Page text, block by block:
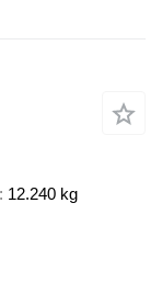
12.240 kg